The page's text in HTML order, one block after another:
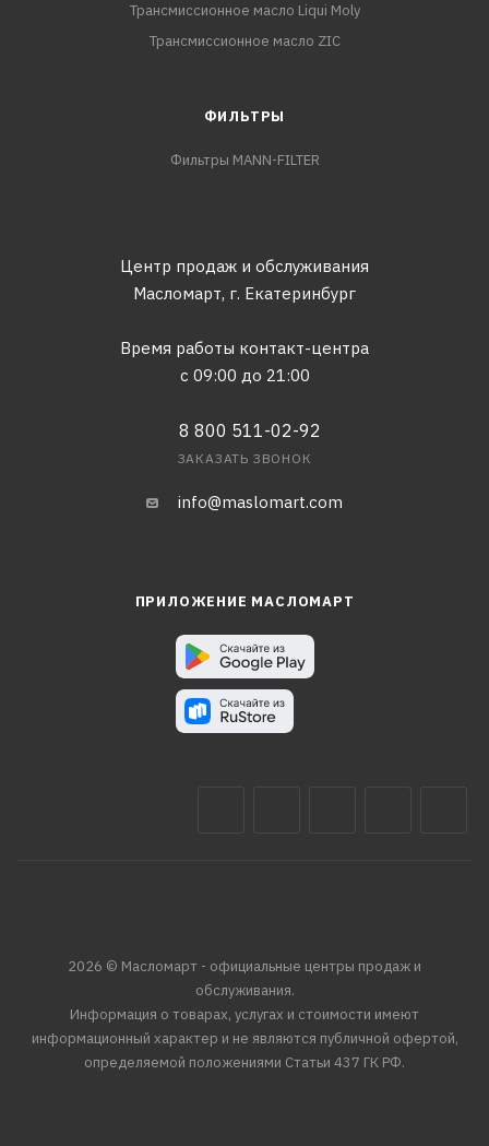
Трансмиссионное масло Liqui Moly
Трансмиссионное масло ZIC
ФИЛЬТРЫ
Фильтры MANN-FILTER
Центр продаж и обслуживания
Масломарт, г. Екатеринбург
Время работы контакт-центра
с 09:00 до 21:00
8 800 511-02-92
ЗАКАЗАТЬ ЗВОНОК
info@maslomart.com
ПРИЛОЖЕНИЕ МАСЛОМАРТ
2026 © Масломарт - официальные центры продаж и
обслуживания.
Информация о товарах, услугах и стоимости имеют
информационный характер и не являются публичной офертой,
определяемой положениями Статьи 437 ГК РФ.